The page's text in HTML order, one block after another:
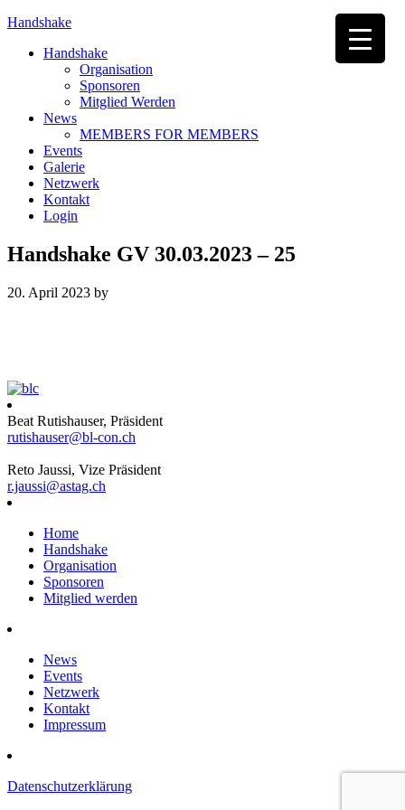
Handshake
Handshake
Organisation
Sponsoren
Mitglied Werden
News
MEMBERS FOR MEMBERS
Events
Galerie
Netzwerk
Kontakt
Login
Handshake GV 30.03.2023 – 25
20. April 2023 by
Beat Rutishauser, Präsident
rutishauser@bl-con.ch
Reto Jaussi, Vize Präsident
r.jaussi@astag.ch
Home
Handshake
Organisation
Sponsoren
Mitglied werden
News
Events
Netzwerk
Kontakt
Impressum
Datenschutzerklärung